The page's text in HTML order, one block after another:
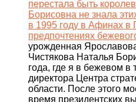
перестала быть
Борисовна не знала
в 1995 году в Афинах в
предпочтениях
урожденная
Чистякова Наталья
года, где я в бежевом в
директора Центра
области. После этого
время президентских